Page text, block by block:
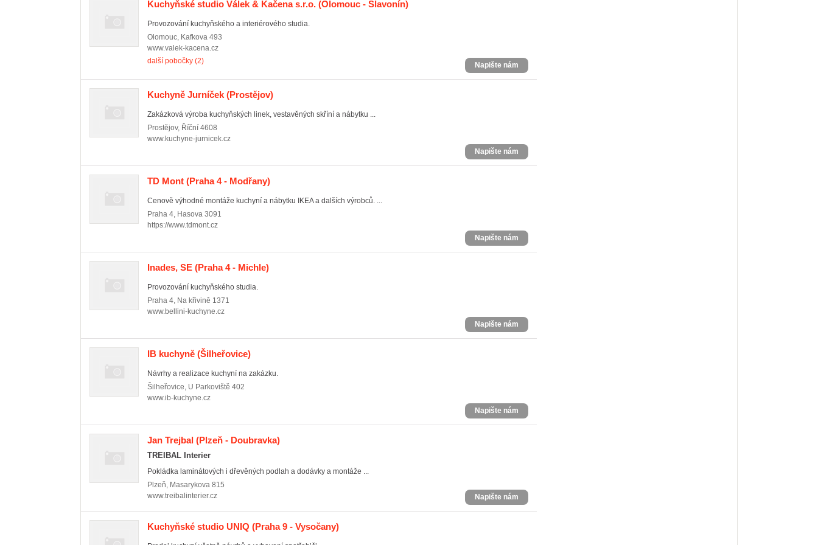
Kuchyňské studio Válek & Kačena s.r.o. (Olomouc - Slavonín)
Provozování kuchyňského a interiérového studia.
Olomouc, Kafkova 493
www.valek-kacena.cz
další pobočky (2)
Napište nám
Kuchyně Jurníček (Prostějov)
Zakázková výroba kuchyňských linek, vestavěných skříní a nábytku ...
Prostějov, Říční 4608
www.kuchyne-jurnicek.cz
Napište nám
TD Mont (Praha 4 - Modřany)
Cenově výhodné montáže kuchyní a nábytku IKEA a dalších výrobců. ...
Praha 4, Hasova 3091
https://www.tdmont.cz
Napište nám
Inades, SE (Praha 4 - Michle)
Provozování kuchyňského studia.
Praha 4, Na křivině 1371
www.bellini-kuchyne.cz
Napište nám
IB kuchyně (Šilheřovice)
Návrhy a realizace kuchyní na zakázku.
Šilheřovice, U Parkoviště 402
www.ib-kuchyne.cz
Napište nám
Jan Trejbal (Plzeň - Doubravka)
TREIBAL Interier
Pokládka laminátových i dřevěných podlah a dodávky a montáže ...
Plzeň, Masarykova 815
www.treibalinterier.cz
Napište nám
Kuchyňské studio UNIQ (Praha 9 - Vysočany)